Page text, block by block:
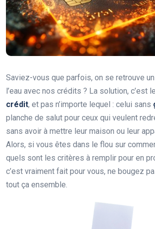
Saviez-vous que parfois, on se retrouve
l’eau avec nos crédits ? La solution, c’est le
crédit, et pas n’importe lequel : celui sans
planche de salut pour ceux qui veulent
sans avoir à mettre leur maison ou leur
Alors, si vous êtes dans le flou sur
quels sont les critères à remplir pour en
c’est vraiment fait pour vous, ne bougez
tout ça ensemble.